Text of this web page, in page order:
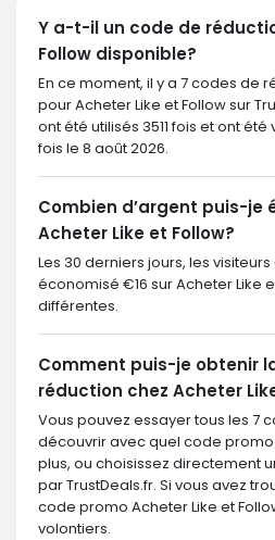
Y a-t-il un code de
Follow disponible?
En ce moment, il y a 7 codes de
pour Acheter Like et Follow sur
ont été utilisés 3511 fois et ont
fois le 8 août 2026.
Combien d’argent puis-je
Acheter Like et Follow?
Les 30 derniers jours, les
économisé €16 sur Acheter Like
différentes.
Comment puis-je obtenir
réduction chez Acheter
Vous pouvez essayer tous les 7
découvrir avec quel code
plus, ou choisissez directement
par TrustDeals.fr. Si vous avez
code promo Acheter Like et
volontiers.